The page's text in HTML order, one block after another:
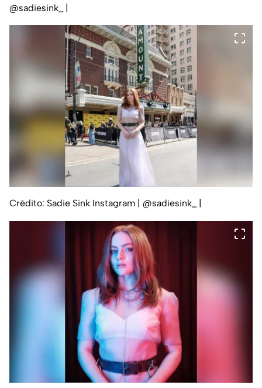
@sadiesink_
|
Crédito: Sadie Sink Instagram | @sadiesink_